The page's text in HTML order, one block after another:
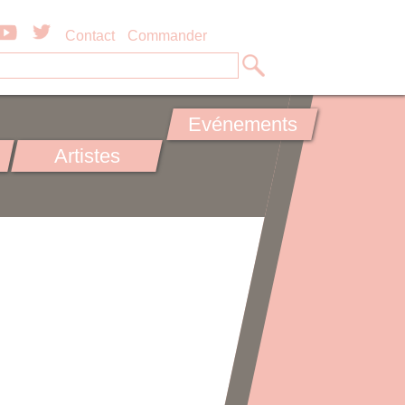
Contact Commander
Artistes
Evénements